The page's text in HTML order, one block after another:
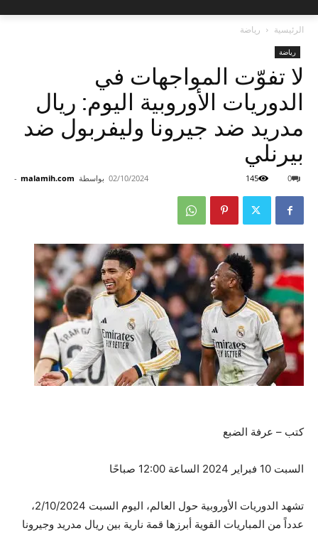
الرئيسية رياضة
رياضة
لا تفوّت المواجهات في
الدوريات الأوروبية اليوم: ريال
مدريد ضد جيرونا وليفربول ضد
بيرنلي
بواسطة malamih.com
- 02/10/2024 0
145
كتب – عرفة الضبع
السبت 10 فبراير 2024 الساعة 12:00 صباحًا
تشهد الدوريات الأوروبية حول العالم، اليوم السبت 2/10/2024،
عدداً من المباريات القوية أبرزها قمة نارية بين ريال مدريد وجيرونا